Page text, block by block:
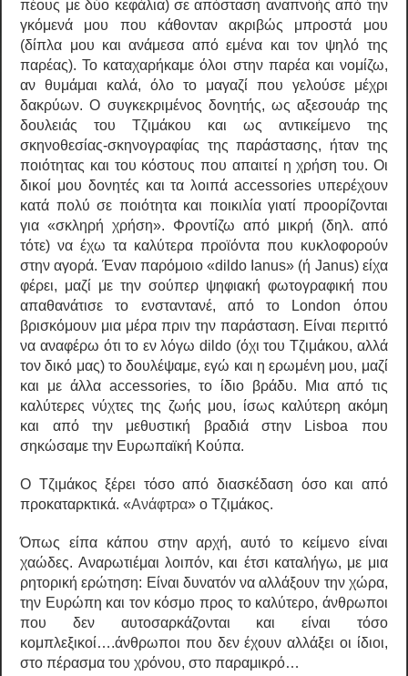
πέους με δύο κεφάλια) σε απόσταση αναπνοής από την
γκόμενά μου που κάθονταν ακριβώς μπροστά μου
(δίπλα μου και ανάμεσα από εμένα και τον ψηλό της
παρέας). Το καταχαρήκαμε όλοι στην παρέα και νομίζω,
αν θυμάμαι καλά, όλο το μαγαζί που γελούσε μέχρι
δακρύων. Ο συγκεκριμένος δονητής, ως αξεσουάρ της
δουλειάς του Τζιμάκου και ως αντικείμενο της
σκηνοθεσίας-σκηνογραφίας της παράστασης, ήταν της
ποιότητας και του κόστους που απαιτεί η χρήση του. Οι
δικοί μου δονητές και τα λοιπά accessories υπερέχουν
κατά πολύ σε ποιότητα και ποικιλία γιατί προορίζονται
για «σκληρή χρήση». Φροντίζω από μικρή (δηλ. από
τότε) να έχω τα καλύτερα προϊόντα που κυκλοφορούν
στην αγορά. Έναν παρόμοιο «dildo Ianus» (ή Janus) είχα
φέρει, μαζί με την σούπερ ψηφιακή φωτογραφική που
απαθανάτισε το ενσταντανέ, από το London όπου
βρισκόμουν μια μέρα πριν την παράσταση. Είναι περιττό
να αναφέρω ότι το εν λόγω dildo (όχι του Τζιμάκου, αλλά
τον δικό μας) το δουλέψαμε, εγώ και η ερωμένη μου, μαζί
και με άλλα accessories, το ίδιο βράδυ. Μια από τις
καλύτερες νύχτες της ζωής μου, ίσως καλύτερη ακόμη
και από την μεθυστική βραδιά στην Lisboa που
σηκώσαμε την Ευρωπαϊκή Κούπα.
Ο Τζιμάκος ξέρει τόσο από διασκέδαση όσο και από
προκαταρκτικά. «Ανάφτρα» ο Τζιμάκος.
Όπως είπα κάπου στην αρχή, αυτό το κείμενο είναι
χαώδες. Αναρωτιέμαι λοιπόν, και έτσι καταλήγω, με μια
ρητορική ερώτηση: Είναι δυνατόν να αλλάξουν την χώρα,
την Ευρώπη και τον κόσμο προς το καλύτερο, άνθρωποι
που δεν αυτοσαρκάζονται και είναι τόσο
κομπλεξικοί….άνθρωποι που δεν έχουν αλλάξει οι ίδιοι,
στο πέρασμα του χρόνου, στο παραμικρό…